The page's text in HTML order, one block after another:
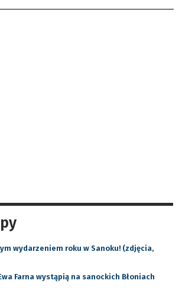
wydarzeniem roku w Sanoku! (zdjęcia,
Farna wystąpią na sanockich Błoniach